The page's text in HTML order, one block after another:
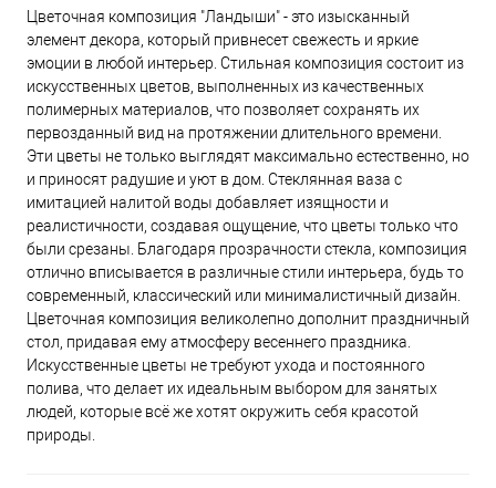
Цветочная композиция "Ландыши" - это изысканный
элемент декора, который привнесет свежесть и яркие
эмоции в любой интерьер. Стильная композиция состоит из
искусственных цветов, выполненных из качественных
полимерных материалов, что позволяет сохранять их
первозданный вид на протяжении длительного времени.
Эти цветы не только выглядят максимально естественно, но
и приносят радушие и уют в дом. Стеклянная ваза с
имитацией налитой воды добавляет изящности и
реалистичности, создавая ощущение, что цветы только что
были срезаны. Благодаря прозрачности стекла, композиция
отлично вписывается в различные стили интерьера, будь то
современный, классический или минималистичный дизайн.
Цветочная композиция великолепно дополнит праздничный
стол, придавая ему атмосферу весеннего праздника.
Искусственные цветы не требуют ухода и постоянного
полива, что делает их идеальным выбором для занятых
людей, которые всё же хотят окружить себя красотой
природы.